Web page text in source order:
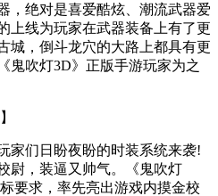
，绝对是喜爱酷炫、潮流武器爱
上线为玩家在武器装备上有了更
城，倒斗龙穴的大路上都具有更
鬼吹灯3D》正版手游玩家为之
家们日盼夜盼的时装系统来袭!
尉，装逼又帅气。《鬼吹灯
要求，率先亮出游戏内摸金校